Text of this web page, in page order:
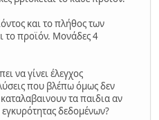
και το πλήθος των
το προϊόν. Μονάδες 4
να γίνει έλεγχος
που βλέπω όμως δεν
καταλαβαινουν τα παιδια αν
δεδομένων?